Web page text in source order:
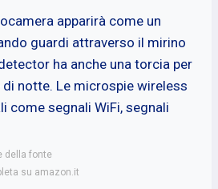
apparirà come un
guardi attraverso il mirino
ha anche una torcia per
notte. Le microspie wireless
come segnali WiFi, segnali
della fonte
su amazon.it